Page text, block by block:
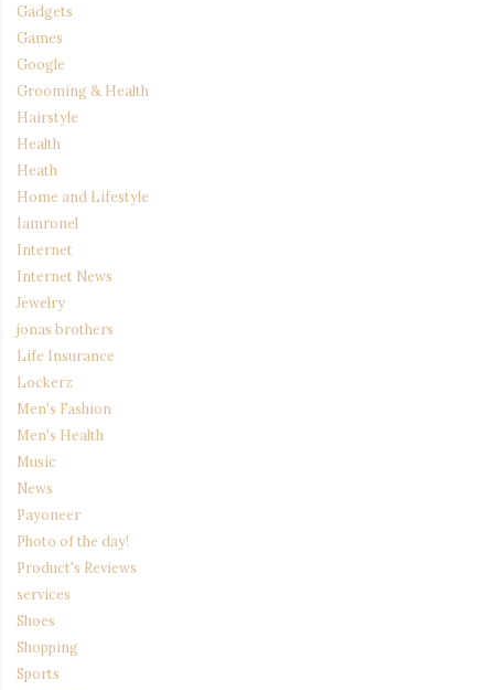
Gadgets
Games
Google
Grooming & Health
Hairstyle
Health
Heath
Home and Lifestyle
Iamronel
Internet
Internet News
Jewelry
jonas brothers
Life Insurance
Lockerz
Men's Fashion
Men's Health
Music
News
Payoneer
Photo of the day!
Product's Reviews
services
Shoes
Shopping
Sports